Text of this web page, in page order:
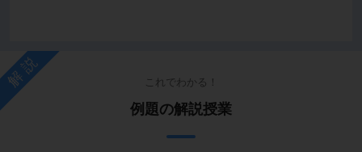
解説 これでわかる！
例題の解説授業